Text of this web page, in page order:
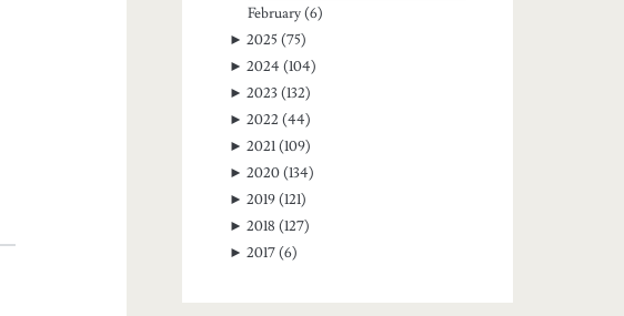
February (6)
► 2025 (75)
► 2024 (104)
► 2023 (132)
► 2022 (44)
► 2021 (109)
► 2020 (134)
► 2019 (121)
► 2018 (127)
► 2017 (6)